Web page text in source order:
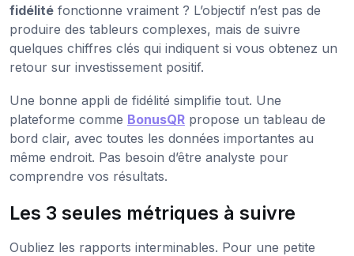
fidélité fonctionne vraiment ? L’objectif n’est pas de
produire des tableurs complexes, mais de suivre
quelques chiffres clés qui indiquent si vous obtenez un
retour sur investissement positif.
Une bonne appli de fidélité simplifie tout. Une
plateforme comme BonusQR propose un tableau de
bord clair, avec toutes les données importantes au
même endroit. Pas besoin d’être analyste pour
comprendre vos résultats.
Les 3 seules métriques à suivre
Oubliez les rapports interminables. Pour une petite